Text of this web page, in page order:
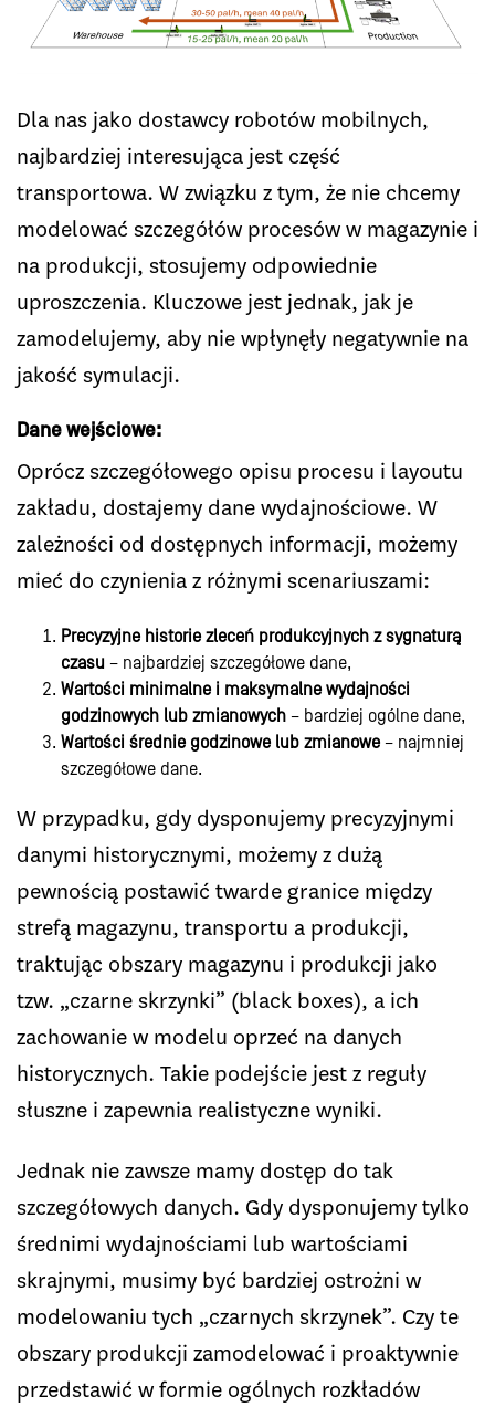
Dla nas jako dostawcy robotów mobilnych,
najbardziej interesująca jest część
transportowa. W związku z tym, że nie chcemy
modelować szczegółów procesów w magazynie i
na produkcji, stosujemy odpowiednie
uproszczenia. Kluczowe jest jednak, jak je
zamodelujemy, aby nie wpłynęły negatywnie na
jakość symulacji.
Dane wejściowe:
Oprócz szczegółowego opisu procesu i layoutu
zakładu, dostajemy dane wydajnościowe. W
zależności od dostępnych informacji, możemy
mieć do czynienia z różnymi scenariuszami:
Precyzyjne historie zleceń produkcyjnych z sygnaturą
czasu – najbardziej szczegółowe dane,
Wartości minimalne i maksymalne wydajności
godzinowych lub zmianowych – bardziej ogólne dane,
Wartości średnie godzinowe lub zmianowe – najmniej
szczegółowe dane.
W przypadku, gdy dysponujemy precyzyjnymi
danymi historycznymi, możemy z dużą
pewnością postawić twarde granice między
strefą magazynu, transportu a produkcji,
traktując obszary magazynu i produkcji jako
tzw. „czarne skrzynki” (black boxes), a ich
zachowanie w modelu oprzeć na danych
historycznych. Takie podejście jest z reguły
słuszne i zapewnia realistyczne wyniki.
Jednak nie zawsze mamy dostęp do tak
szczegółowych danych. Gdy dysponujemy tylko
średnimi wydajnościami lub wartościami
skrajnymi, musimy być bardziej ostrożni w
modelowaniu tych „czarnych skrzynek”. Czy te
obszary produkcji zamodelować i proaktywnie
przedstawić w formie ogólnych rozkładów